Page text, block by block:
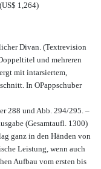
(US$ 1,264)
Divan. (Textrevision
und mehreren
mit intarsiertem,
In OPappschuber
288 und Abb. 294/295. –
(Gesamtaufl. 1300)
ganz in den Händen von
Leistung, wenn auch
Aufbau vom ersten bis